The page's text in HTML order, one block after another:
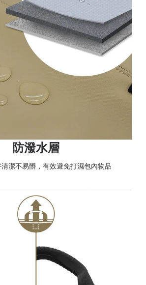
防潑水層
潔不易髒，有效避免打濕包內物品